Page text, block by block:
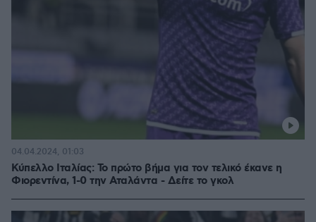
Κύπελλο Ιταλίας: Το πρώτο βήμα για τον τελικό έκανε η
Φιορεντίνα, 1-0 την Αταλάντα - Δείτε το γκολ
04.04.2024, 01:03